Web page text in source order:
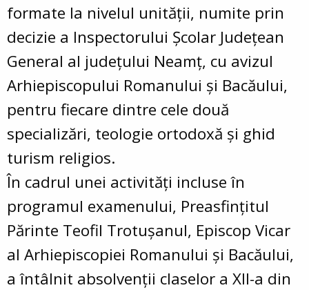
formate la nivelul unității, numite prin
decizie a Inspectorului Școlar Județean
General al județului Neamț, cu avizul
Arhiepiscopului Romanului și Bacăului,
pentru fiecare dintre cele două
specializări, teologie ortodoxă și ghid
turism religios.
În cadrul unei activități incluse în
programul examenului, Preasfințitul
Părinte Teofil Trotușanul, Episcop Vicar
al Arhiepiscopiei Romanului și Bacăului,
a întâlnit absolvenții claselor a XII-a din